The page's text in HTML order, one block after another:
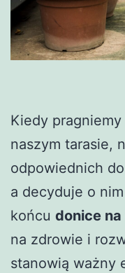
Kiedy
naszym tarasie,
odpowiednich
a decyduje o
końcu donice
na zdrowie i
stanowią ważny